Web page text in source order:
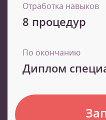
Отработка навыков
8 процедур
По окончанию
Диплом